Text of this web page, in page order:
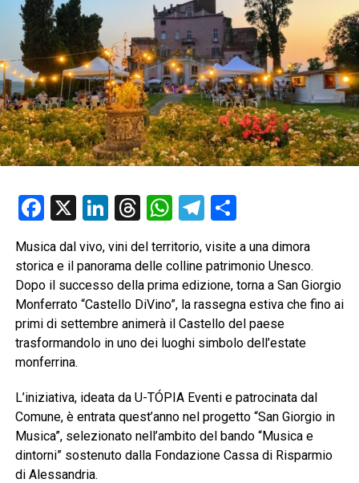
Facebook
X LinkedIn
Threads
WhatsApp
Telegram
Condividi
Musica dal vivo, vini del territorio, visite a una dimora
storica e il panorama delle colline patrimonio Unesco.
Dopo il successo della prima edizione, torna a San Giorgio
Monferrato “Castello DiVino”, la rassegna estiva che fino ai
primi di settembre animerà il Castello del paese
trasformandolo in uno dei luoghi simbolo dell’estate
monferrina.
L’iniziativa, ideata da U-TÓPIA Eventi e patrocinata dal
Comune, è entrata quest’anno nel progetto “San Giorgio in
Musica”, selezionato nell’ambito del bando “Musica e
dintorni” sostenuto dalla Fondazione Cassa di Risparmio
di Alessandria.